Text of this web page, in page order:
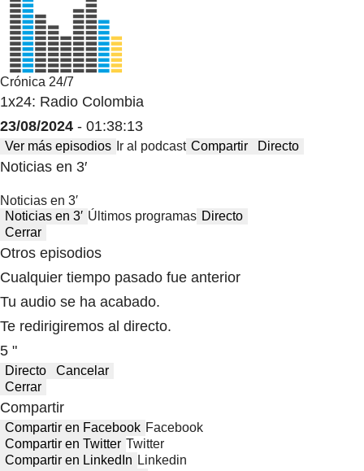
Crónica 24/7
1x24: Radio Colombia
23/08/2024 - 01:38:13
Ver más episodios Ir al podcast Compartir Directo
Noticias en 3′
Noticias en 3′
Noticias en 3′ Últimos programas Directo
Cerrar
Otros episodios
Cualquier tiempo pasado fue anterior
Tu audio se ha acabado.
Te redirigiremos al directo.
5 "
Directo
Cancelar
Cerrar
Compartir
Compartir en Facebook Facebook
Compartir en Twitter Twitter
Compartir en LinkedIn Linkedin